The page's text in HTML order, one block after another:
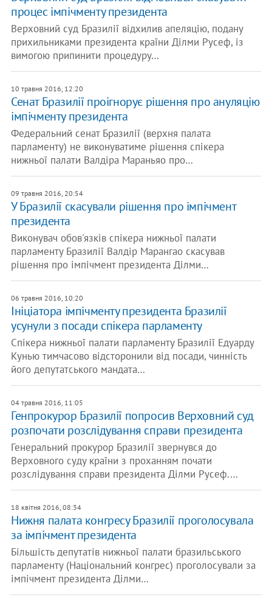
процес імпічменту президента
Верховний суд Бразилії відхилив апеляцію, подану
прихильниками президента країни Ділми Русеф, із
вимогою припинити процедуру…
10 травня 2016, 12:20
Сенат Бразилії проігнорує рішення про ануляцію
імпічменту президента
Федеральний сенат Бразилії (верхня палата
парламенту) не виконуватиме рішення спікера
нижньої палати Валдіра Мараньяо про…
09 травня 2016, 20:54
У Бразилії скасували рішення про імпічмент
президента
Виконувач обов'язків спікера нижньої палати
парламенту Бразилії Валдір Марангао скасував
рішення про імпічмент президента Ділми…
06 травня 2016, 10:20
Ініціатора імпічменту президента Бразилії
усунули з посади спікера парламенту
Спікера нижньої палати парламенту Бразилії Едуарду
Кунью тимчасово відсторонили від посади, чинність
його депутатського мандата…
04 травня 2016, 11:05
Генпрокурор Бразилії попросив Верховний суд
розпочати розслідування справи президента
Генеральний прокурор Бразилії звернувся до
Верховного суду країни з проханням почати
розслідування справи президента Ділми Русеф.…
18 квітня 2016, 08:34
Нижня палата конгресу Бразилії проголосувала
за імпічмент президента
Більшість депутатів нижньої палати бразильського
парламенту (Національний конгрес) проголосували за
імпічмент президента Ділми…